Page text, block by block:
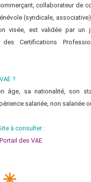
collaborateur de
(syndicale,
visée, est validée par un
Certifications
?
âge, sa nationalité, son
salariée, non salariée
à consulter :
Portail des VAE